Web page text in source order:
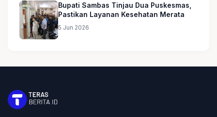
Bupati Sambas Tinjau Dua Puskesmas,
Pastikan Layanan Kesehatan Merata
5 Jun 2026